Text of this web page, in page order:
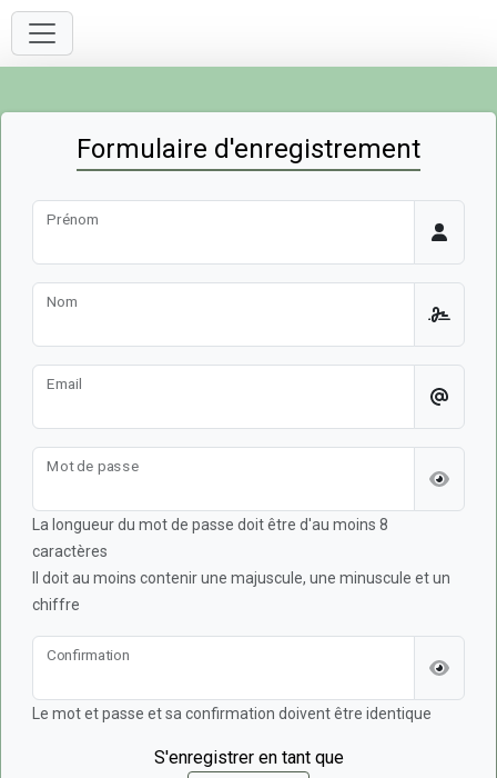
Formulaire d'enregistrement
Prénom
Nom
Email
Mot de passe
La longueur du mot de passe doit être d'au moins 8
caractères
Il doit au moins contenir une majuscule, une minuscule et un
chiffre
Confirmation
Le mot et passe et sa confirmation doivent être identique
S'enregistrer en tant que